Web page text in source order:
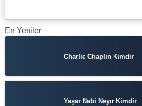
En Yeniler
Charlie Chaplin Kimdir
Yaşar Nabi Nayır Kimdir